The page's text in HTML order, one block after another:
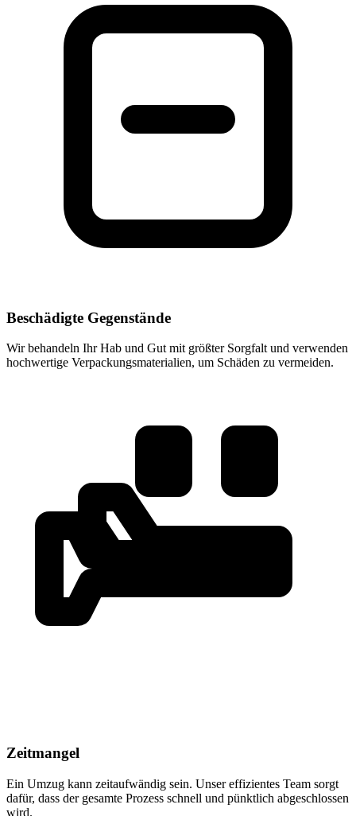
Beschädigte Gegenstände
Wir behandeln Ihr Hab und Gut mit größter Sorgfalt und verwenden
hochwertige Verpackungsmaterialien, um Schäden zu vermeiden.
Zeitmangel
Ein Umzug kann zeitaufwändig sein. Unser effizientes Team sorgt
dafür, dass der gesamte Prozess schnell und pünktlich abgeschlossen
wird.